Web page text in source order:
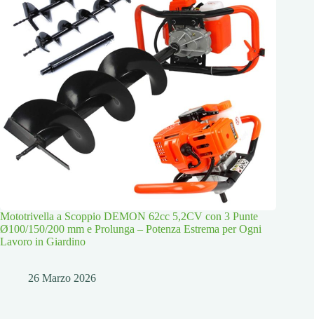
Mototrivella a Scoppio DEMON 62cc 5,2CV con 3 Punte
Ø100/150/200 mm e Prolunga – Potenza Estrema per Ogni
Lavoro in Giardino
26 Marzo 2026